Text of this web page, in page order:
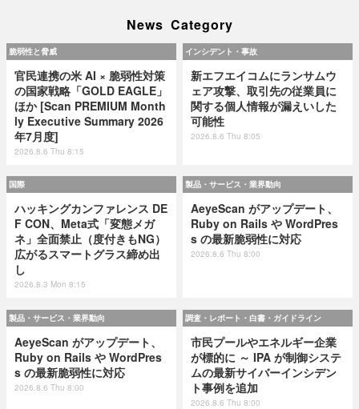
News Category
脆弱性と脅威
官民連携の米 AI × 脆弱性対策
の国家戦略「GOLD EAGLE」
ほか [Scan PREMIUM Month
ly Executive Summary 2026
年7月度]
2026.8.6 Thu 8:15
インシデント・事故
新エフエイコムにランサムウ
ェア攻撃、取引先の従業員に
関する個人情報が漏えいした
可能性
2026.8.6 Thu 8:05
国際
ハッキングカンファレンス DE
F CON、Meta式「変態メガ
ネ」全面禁止（度付きもNG）
広がるスマートグラス締め出
し
2026.8.3 Mon 8:15
製品・サービス・業界動向
AeyeScan がアップデート、
Ruby on Rails や WordPres
s の最新脆弱性に対応
2026.8.6 Thu 8:00
製品・サービス・業界動向
AeyeScan がアップデート、
Ruby on Rails や WordPres
s の最新脆弱性に対応
2026.8.6 Thu 8:00
調査・レポート・白書・ガイドライン
市民プールやエネルギー企業
が標的に ～ IPA が制御システ
ムの最新サイバーインシデン
ト事例を追加
2026.8.6 Thu 8:00